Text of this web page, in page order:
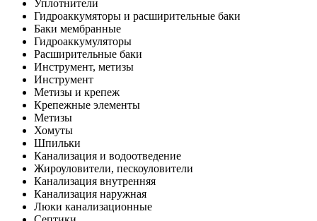
Уплотнители
Гидроаккумяторы и расширительные баки
Баки мембранные
Гидроаккумуляторы
Расширительные баки
Инструмент, метизы
Инструмент
Метизы и крепеж
Крепежные элементы
Метизы
Хомуты
Шпильки
Канализация и водоотведение
Жироуловители, пескоуловители
Канализация внутренняя
Канализация наружная
Люки канализационные